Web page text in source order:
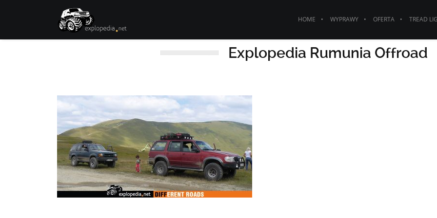
HOME WYPRAWY OFERTA TREAD
Explopedia Rumunia Offroad